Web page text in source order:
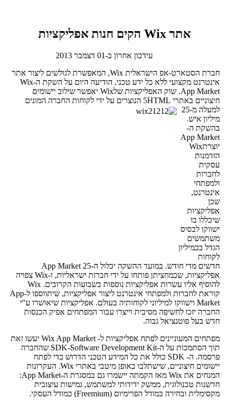
אתר Wix הקים חנות אפליקציות
עידכון אחרון ב-01 דצמבר 2013
חברת הסטארט-אפ הישראלית Wix, המאפשרת לגולשים ליצור אתר
אינטרנט מקצועי ללא כל ידע טכני, הודיעה היום על השקת ה-Wix
App Market. שוק האפליקציות שלWix יאפשר שילוב יישומים
חיצוניים באתרי 5HTML הנוצרים על ידי לקוחות החברה
המונים
למעלה מ-25
מיליון איש.
בהשקת ה-
App Market
יוצרתWix
הזדמנות
עסקית
לחברות
ולמפתחי
אינטרנט,
שכן
אפליקציות
שיכללו בו
ישווקו לבסיס
משתמשים
הגדל בכמיליון
לקוחות
חדשים מדי חודש. במועד ההשקה יכלול ה-App Market 25
אפליקציות, שכמחציתן פותחו על ידי חברות ישראליות, ו-Wix צפויה
להוסיף אליו עשרות אפליקציות נוספות בשבועות הקרובים. Wix
קוראת לחברות ולמפתחי אינטרנט ליצור אפליקציות, שיתווספו ל-App
Market וישווקו למיליוני לקוחותיה בעולם. אפליקציות שיאושרו ע"י
החברה יזכו לחשיפה מסיבית וייצרו עבור המפתחים אפיק הכנסות
חדש בעל פוטנציאל גבוה.
מפתחים המעוניינים לפתח אפליקציות ל- Wix App Market יעשו זאת
תוך הסתמכות על ה-SDK-Software Development Kit שהחברה
פרסמה. ה- SDK כולל את כל המידע הטכני הדרוש כדי לפתח
יישומים חיצוניים, שישתלבו באופן מיטבי באתרי Wix. העקרונות
המנחים את Wix מאז הקמתה יישמרו גם במסגרת ה-App Market:
חדשנות טכנולוגית, ממשק ידידותי למשתמש, גמישות עיצובית
מקסימלית ובחירה במודל הפרימיום (Freemium) כמודל העסקי.